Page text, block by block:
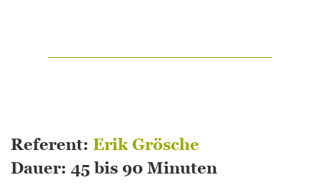
Referent: Erik Grösche
Dauer: 45 bis 90 Minuten